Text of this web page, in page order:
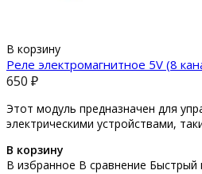
В корзину
Реле электромагнитное 5V (8
650 ₽
Этот модуль предназначен для
электрическими устройствами,
В корзину
В избранное В сравнение Быстрый